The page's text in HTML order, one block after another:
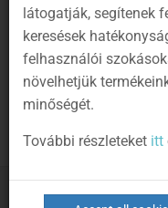
látogatják, segítenek
keresések
felhasználói
növelhetjük
minőségét.
További részleteket itt